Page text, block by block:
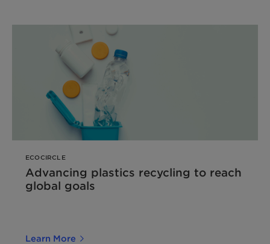
ECOCIRCLE
Advancing plastics recycling to reach
global goals
Learn More